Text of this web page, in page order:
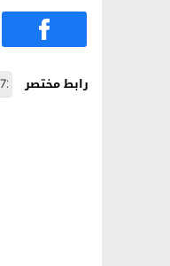
رابط مختصر